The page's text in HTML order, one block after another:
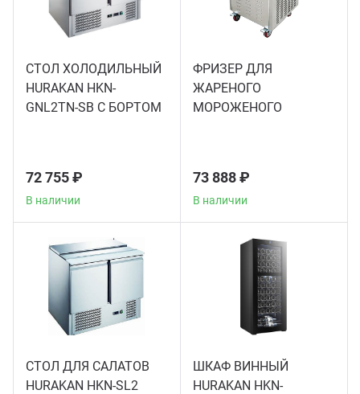
СТОЛ ХОЛОДИЛЬНЫЙ
HURAKAN HKN-
GNL2TN-SB С БОРТОМ
72 755 ₽
В наличии
ФРИЗЕР ДЛЯ
ЖАРЕНОГО
МОРОЖЕНОГО
73 888 ₽
В наличии
СТОЛ ДЛЯ САЛАТОВ
HURAKAN HKN-SL2
ШКАФ ВИННЫЙ
HURAKAN HKN-